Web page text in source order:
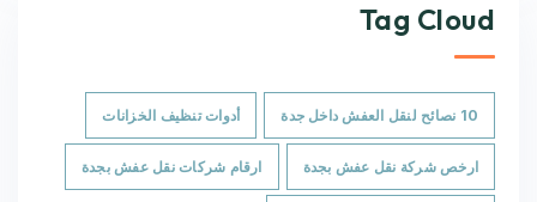
Tag Cloud
10 نصائح لنقل العفش داخل جدة أدوات تنظيف الخزانات
ارخص شركة نقل عفش بجدة ارقام شركات نقل عفش بجدة